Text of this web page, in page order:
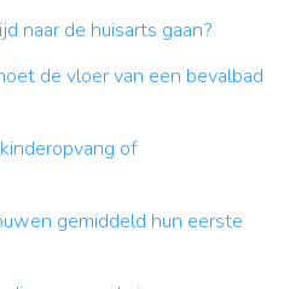
naar de huisarts gaan?
de vloer van een bevalbad
of
gemiddeld hun eerste